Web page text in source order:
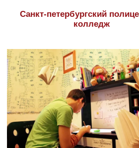
Санкт-петербургский
колледж